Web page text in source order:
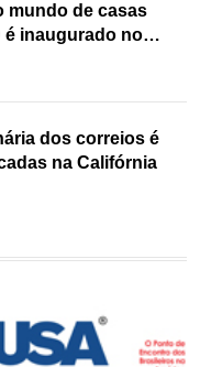
mundo de casas
é inaugurado no
dos correios é
na Califórnia